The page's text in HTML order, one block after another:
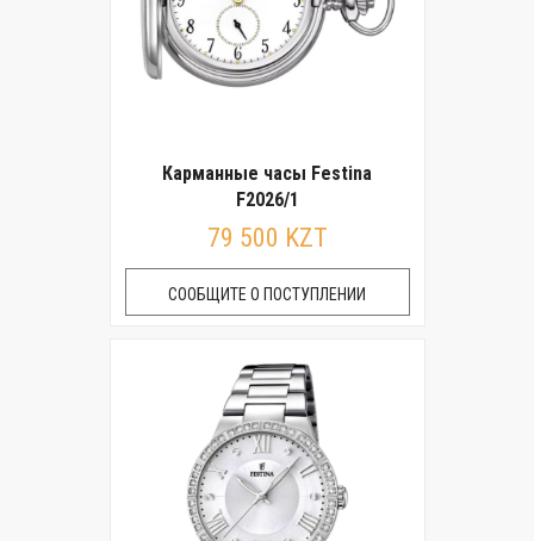
Карманные часы Festina
F2026/1
79 500 KZT
СООБЩИТЕ О ПОСТУПЛЕНИИ